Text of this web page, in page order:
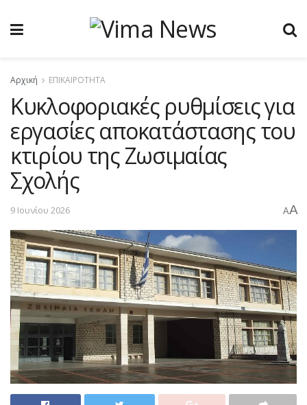
Αρχική ΕΠΙΚΑΙΡΟΤΗΤΑ
Κυκλοφοριακές ρυθμίσεις για
εργασίες αποκατάστασης του
κτιρίου της Ζωσιμαίας
Σχολής
9 Ιουνίου 2026 AA